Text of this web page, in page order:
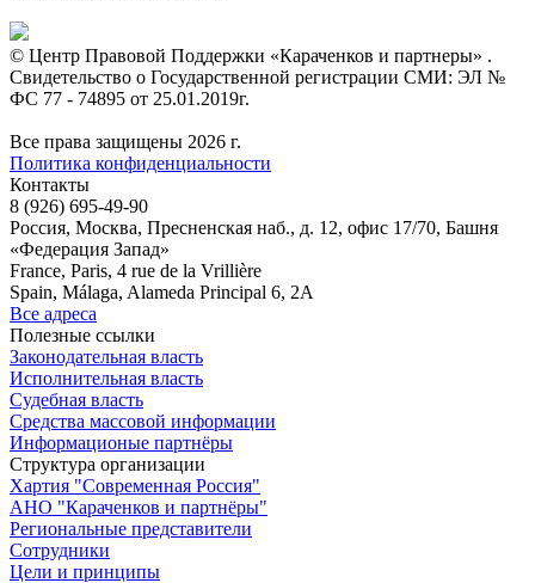
© Центр Правовой Поддержки «Караченков и партнеры» .
Свидетельство о Государственной регистрации СМИ: ЭЛ №
ФС 77 - 74895 от 25.01.2019г.
Все права защищены 2026 г.
Политика конфиденциальности
Контакты
8 (926) 695-49-90
Россия, Москва, Пресненская наб., д. 12, офис 17/70, Башня
«Федерация Запад»
France, Paris, 4 rue de la Vrillière
Spain, Málaga, Alameda Principal 6, 2A
Все адреса
Полезные ссылки
Законодательная власть
Исполнительная власть
Судебная власть
Средства массовой информации
Информационые партнёры
Структура организации
Хартия "Современная Россия"
АНО "Караченков и партнёры"
Региональные представители
Сотрудники
Цели и принципы